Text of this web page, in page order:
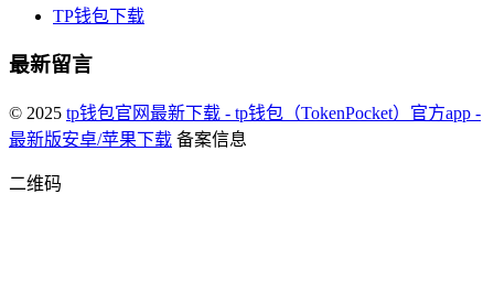
TP钱包下载
最新留言
© 2025 tp钱包官网最新下载 - tp钱包（TokenPocket）官方app -
最新版安卓/苹果下载 备案信息
二维码